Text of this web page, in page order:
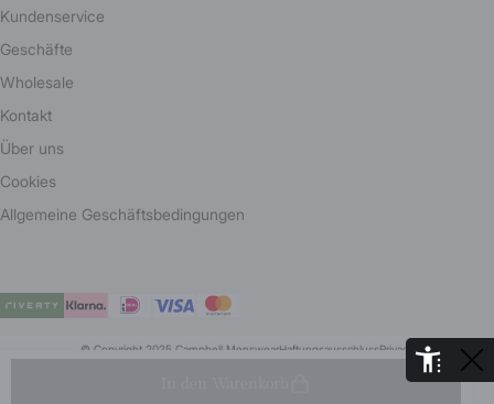
Kundenservice
Geschäfte
Wholesale
Kontakt
Über uns
Cookies
Allgemeine Geschäftsbedingungen
© Copyright 2025 Campbell MenswearHaftungsausschlussPrivacy